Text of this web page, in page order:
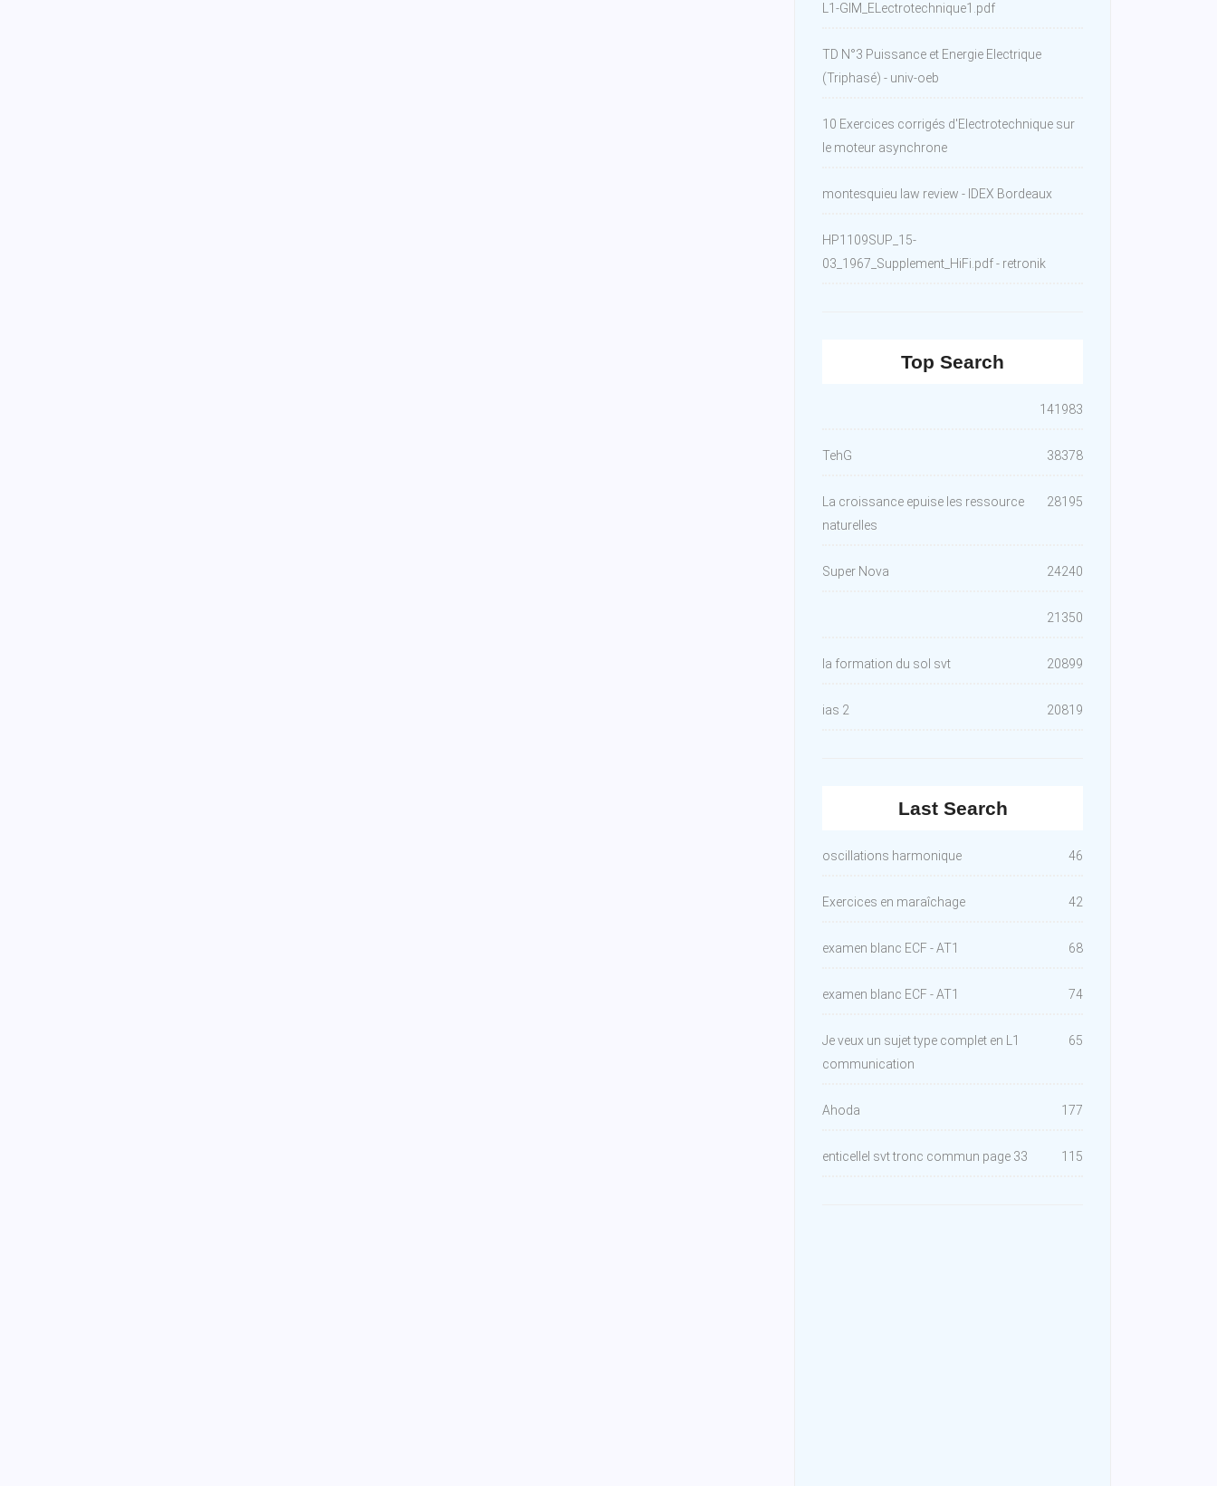
L1-GIM_ELectrotechnique1.pdf
TD N°3 Puissance et Energie Electrique
(Triphasé) - univ-oeb
10 Exercices corrigés d'Electrotechnique sur
le moteur asynchrone
montesquieu law review - IDEX Bordeaux
HP1109SUP_15-
03_1967_Supplement_HiFi.pdf - retronik
Top Search
141983
TehG 38378
La croissance epuise les ressource
naturelles
28195
Super Nova 24240
21350
la formation du sol svt 20899
ias 2 20819
Last Search
oscillations harmonique 46
Exercices en maraîchage 42
examen blanc ECF - AT1 68
examen blanc ECF - AT1 74
Je veux un sujet type complet en L1
communication
65
Ahoda 177
enticellel svt tronc commun page 33 115